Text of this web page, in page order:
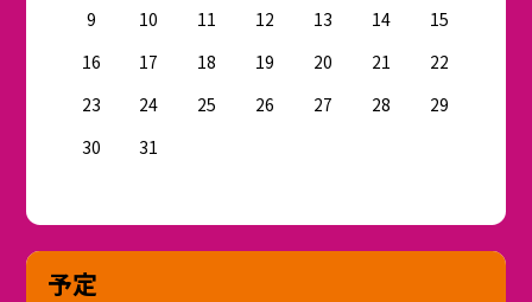
9
10 11 12 13 14
15
16
17 18 19 20 21
22
23
24 25 26 27 28
29
30
31
予定